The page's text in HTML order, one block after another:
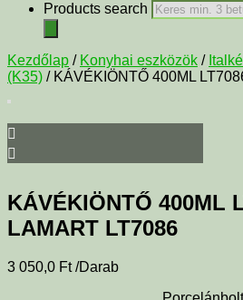
Products search
Kezdőlap / Konyhai eszközök /
(K35) / KÁVÉKIÖNTŐ 400ML
KÁVÉKIÖNTŐ 400ML
LAMART LT7086
3 050,0 Ft /Darab